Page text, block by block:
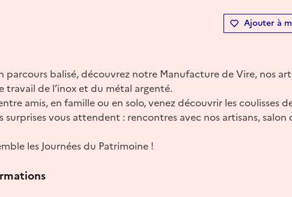
Ajouter à
parcours balisé, découvrez notre Manufacture de Vire, nos
travail de l’inox et du métal argenté.
amis, en famille ou en solo, venez découvrir les coulisses
surprises vous attendent : rencontres avec nos artisans, salon
les Journées du Patrimoine !